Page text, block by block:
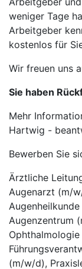
weniger Tage
Arbeitgeber
kostenlos für
Wir freuen uns
Sie haben
Mehr
Hartwig -
Bewerben Sie
Ärztliche
Augenarzt (m/
Augenzentrum
(m/w/d),